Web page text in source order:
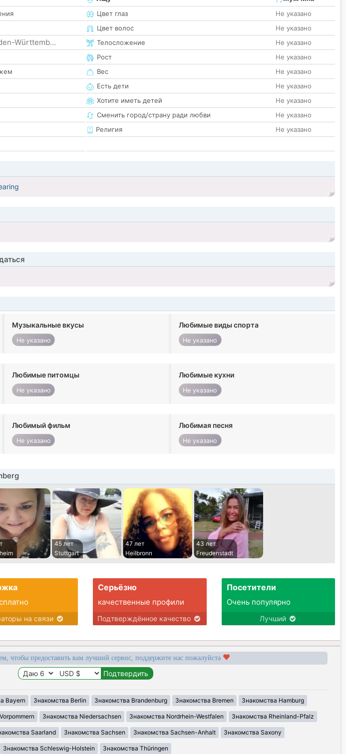
Württemb...
Цвет глаз
Не указано
Цвет волос
Не указано
Телосложение
Не указано
Рост
Не указано
Вес
Не указано
Есть дети
Не указано
Хотите иметь детей
Не указано
Сменить город/страну ради любви
Не указано
Религия
Не указано
Музыкальные вкусы
Не указано
Любимые виды спорта
Не указано
Любимые питомцы
Не указано
Любимые кухни
Не указано
Любимый фильм
Не указано
Любимая песня
Не указано
45 лет
Stuttgart
47 лет
Heilbronn
43 лет
Freudenstadt
на связи
Серьёзно
качественные профили
Подтверждённое качество
Посетители
Очень популярно
Лучший
чтобы предоставить вам лучший сервис, поддержите нас пожалуйста
Bayern Знакомства Berlin Знакомства Brandenburg Знакомства Bremen Знакомства Hamburg
Знакомства Niedersachsen Знакомства Nordrhein-Westfalen Знакомства Rheinland-Pfalz
Saarland Знакомства Sachsen Знакомства Sachsen-Anhalt Знакомства Saxony
Знакомства Schleswig-Holstein Знакомства Thüringen